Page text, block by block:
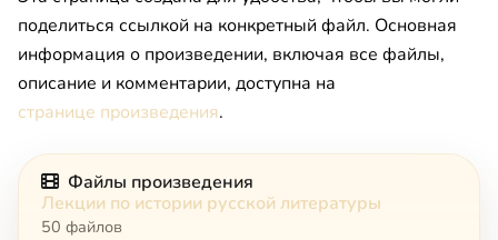
поделиться ссылкой на конкретный файл. Основная
информация о произведении, включая все файлы,
описание и комментарии, доступна на
странице произведения.
Файлы произведения
Лекции по истории русской литературы
50 файлов